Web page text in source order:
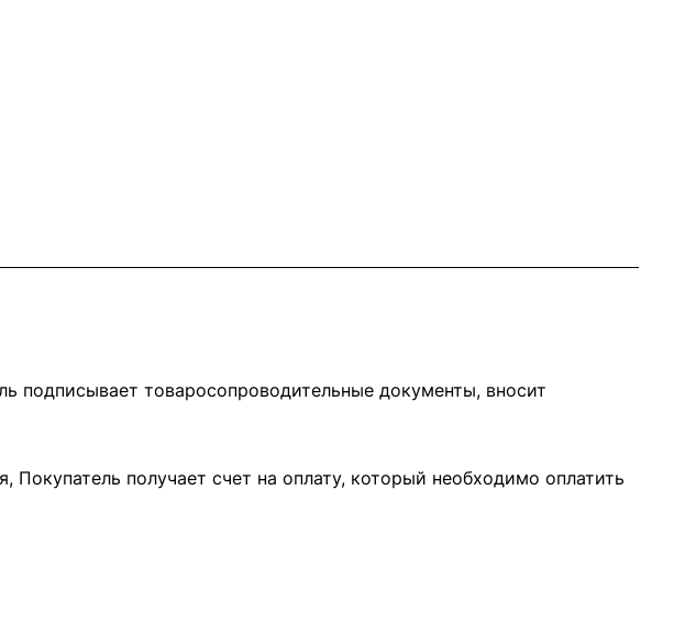
подписывает товаросопроводительные документы, вносит
получает счет на оплату, который необходимо оплатить